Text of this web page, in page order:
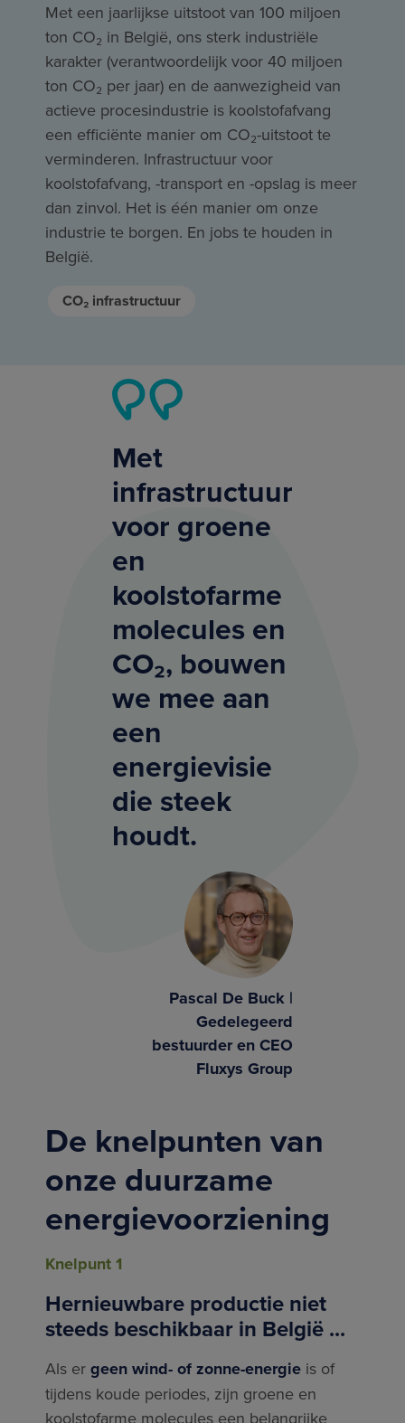
Met een jaarlijkse uitstoot van 100 miljoen
ton CO₂ in België, ons sterk industriële
karakter (verantwoordelijk voor 40 miljoen
ton CO₂ per jaar) en de aanwezigheid van
actieve procesindustrie is koolstofafvang
een efficiënte manier om CO₂-uitstoot te
verminderen. Infrastructuur voor
koolstofafvang, -transport en -opslag is meer
dan zinvol. Het is één manier om onze
industrie te borgen. En jobs te houden in
België.
CO₂ infrastructuur
Met
infrastructuur
voor groene
en
koolstofarme
molecules en
CO₂, bouwen
we mee aan
een
energievisie
die steek
houdt.
Pascal De Buck |
Gedelegeerd
bestuurder en CEO
Fluxys Group
De knelpunten van
onze duurzame
energievoorziening
Knelpunt 1
Hernieuwbare productie niet
steeds beschikbaar in België ...
Als er geen wind- of zonne-energie is of
tijdens koude periodes, zijn groene en
koolstofarme molecules een belangrijke